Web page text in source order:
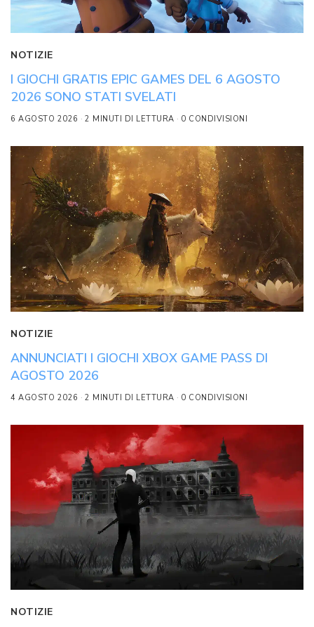
NOTIZIE
I GIOCHI GRATIS EPIC GAMES DEL 6 AGOSTO
2026 SONO STATI SVELATI
6 AGOSTO 2026 2 MINUTI DI LETTURA 0 CONDIVISIONI
NOTIZIE
ANNUNCIATI I GIOCHI XBOX GAME PASS DI
AGOSTO 2026
4 AGOSTO 2026 2 MINUTI DI LETTURA 0 CONDIVISIONI
NOTIZIE